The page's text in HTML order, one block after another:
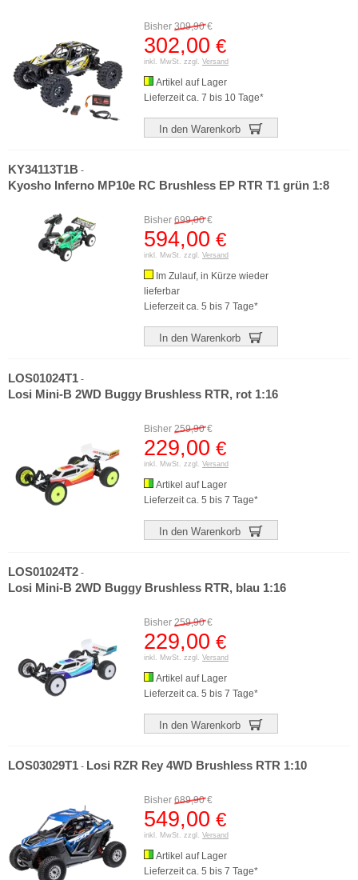
Bisher 309,90€
302,00 €
inkl. MwSt. zzgl. Versand
Artikel auf Lager
Lieferzeit ca. 7 bis 10 Tage*
In den Warenkorb
KY34113T1B -
Kyosho Inferno MP10e RC Brushless EP RTR T1 grün 1:8
Bisher 699,00€
594,00 €
inkl. MwSt. zzgl. Versand
Im Zulauf, in Kürze wieder
lieferbar
Lieferzeit ca. 5 bis 7 Tage*
In den Warenkorb
LOS01024T1 -
Losi Mini-B 2WD Buggy Brushless RTR, rot 1:16
Bisher 259,90€
229,00 €
inkl. MwSt. zzgl. Versand
Artikel auf Lager
Lieferzeit ca. 5 bis 7 Tage*
In den Warenkorb
LOS01024T2 -
Losi Mini-B 2WD Buggy Brushless RTR, blau 1:16
Bisher 259,90€
229,00 €
inkl. MwSt. zzgl. Versand
Artikel auf Lager
Lieferzeit ca. 5 bis 7 Tage*
In den Warenkorb
LOS03029T1 - Losi RZR Rey 4WD Brushless RTR 1:10
Bisher 689,90€
549,00 €
inkl. MwSt. zzgl. Versand
Artikel auf Lager
Lieferzeit ca. 5 bis 7 Tage*